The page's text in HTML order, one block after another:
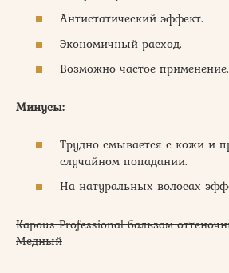
Антистатический эффект.
Экономичный расход.
Возможно частое применение.
Минусы:
Трудно смывается с кожи и
случайном попадании.
На натуральных волосах
Kapous Professional бальзам
Медный